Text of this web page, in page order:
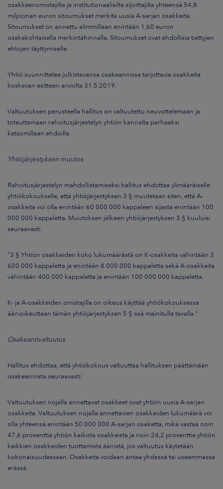
osakkeenomistajilta ja institutionaalisilta sijoittajilta yhteensä 54,8
miljoonan euron sitoumukset merkitä uusia A-sarjan osakkeita.
Sitoumukset on annettu alimmillaan enintään 1,60 euron
osakekohtaisella merkintähinnalla. Sitoumukset ovat ehdollisia tiettyjen
ehtojen täyttymiselle.
Yhtiö suunnittelee julkistavansa osakeannissa tarjottavia osakkeita
koskevan esitteen arviolta 31.5.2019.
Valtuutuksen perusteella hallitus on valtuutettu neuvottelemaan ja
toteuttamaan rahoitusjärjestelyn yhtiön kannalta parhaaksi
katsomillaan ehdoilla.
Yhtiöjärjestyksen muutos
Rahoitusjärjestelyn mahdollistamiseksi hallitus ehdottaa ylimääräiselle
yhtiökokoukselle, että yhtiöjärjestyksen 3 § muutetaan siten, että A-
osakkeita voi olla enintään 60 000 000 kappaleen sijasta enintään 100
000 000 kappaletta. Muutoksen jälkeen yhtiöjärjestyksen 3 § kuuluisi
seuraavasti:
"3 § Yhtiön osakkeiden koko lukumäärästä on K-osakkeita vähintään 3
600 000 kappaletta ja enintään 8 000 000 kappaletta sekä A-osakkeita
vähintään 400 000 kappaletta ja enintään 100 000 000 kappaletta.
K- ja A-osakkeiden omistajilla on oikeus käyttää yhtiökokouksessa
äänioikeuttaan tämän yhtiöjärjestyksen 5 §:ssä mainitulla tavalla."
Osakeantivaltuutus
Hallitus ehdottaa, että yhtiökokous valtuuttaa hallituksen päättämään
osakeannista seuraavasti:
Valtuutuksen nojalla annettavat osakkeet ovat yhtiön uusia A-sarjan
osakkeita. Valtuutuksen nojalla annettavien osakkeiden lukumäärä voi
olla yhteensä enintään 50 000 000 A-sarjan osaketta, mikä vastaa noin
47,6 prosenttia yhtiön kaikista osakkeista ja noin 24,2 prosenttia yhtiön
kaikkien osakkeiden tuottamista äänistä, jos valtuutus käytetään
kokonaisuudessaan. Osakkeita voidaan antaa yhdessä tai useammassa
erässä.